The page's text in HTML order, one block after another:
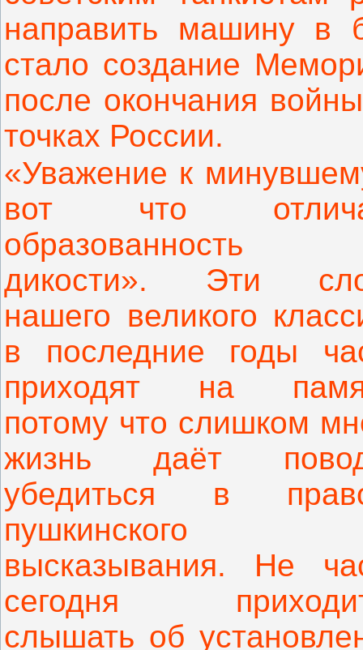
направить машину в
стало создание
после окончания
точках России.
«Уважение к
вот что
образованность
дикости». Эти
нашего великого
в последние годы
приходят на
потому что слишком
жизнь даёт
убедиться в
пушкинского
высказывания. Не
сегодня
слышать об